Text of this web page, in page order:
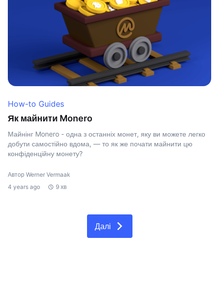
How-to Guides
Як майнити Monero
Майнінг Monero - одна з останніх монет, яку ви можете легко
добути самостійно вдома, — то як же почати майнити цю
конфіденційну монету?
Автор Werner Vermaak
4 years ago
9 хв
Далі